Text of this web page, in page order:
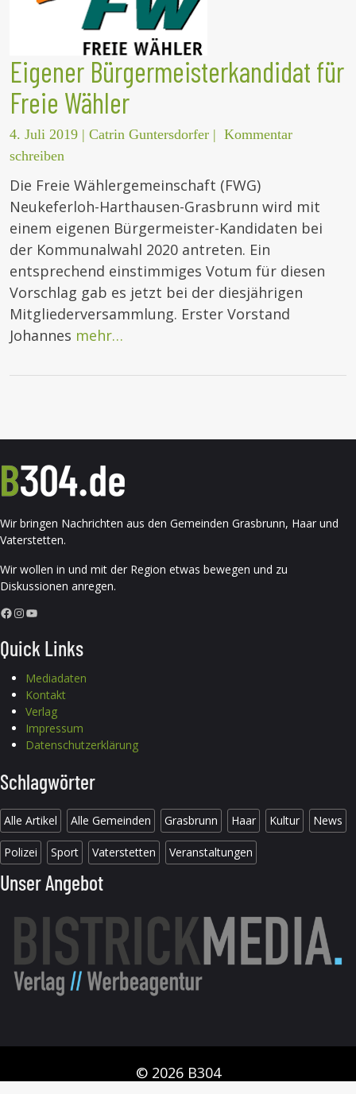
Eigener Bürgermeisterkandidat für
Freie Wähler
4. Juli 2019 | Catrin Guntersdorfer | Kommentar
schreiben
Die Freie Wählergemeinschaft (FWG)
Neukeferloh-Harthausen-Grasbrunn wird mit
einem eigenen Bürgermeister-Kandidaten bei
der Kommunalwahl 2020 antreten. Ein
entsprechend einstimmiges Votum für diesen
Vorschlag gab es jetzt bei der diesjährigen
Mitgliederversammlung. Erster Vorstand
Johannes mehr…
Wir bringen Nachrichten aus den Gemeinden Grasbrunn, Haar und
Vaterstetten.
Wir wollen in und mit der Region etwas bewegen und zu
Diskussionen anregen.
Facebook InstagramYouTube
Quick Links
Mediadaten
Kontakt
Verlag
Impressum
Datenschutzerklärung
Schlagwörter
Alle Artikel Alle Gemeinden Grasbrunn Haar Kultur News
Polizei Sport Vaterstetten Veranstaltungen
Unser Angebot
© 2026 B304